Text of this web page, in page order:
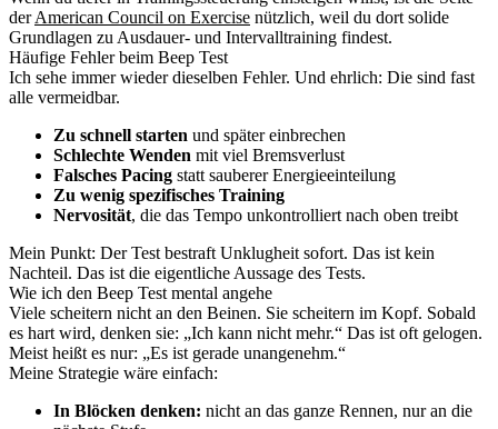
derAmerican Council on Exercise nützlich, weil du dort solide
Grundlagen zu Ausdauer- und Intervalltraining findest.
Häufige Fehler beim Beep Test
Ich sehe immer wieder dieselben Fehler. Und ehrlich: Die sind fast
alle vermeidbar.
Zu schnell starten und später einbrechen
Schlechte Wenden mit viel Bremsverlust
Falsches Pacing statt sauberer Energieeinteilung
Zu wenig spezifisches Training
Nervosität, die das Tempo unkontrolliert nach oben treibt
Mein Punkt: Der Test bestraft Unklugheit sofort. Das ist kein
Nachteil. Das ist die eigentliche Aussage des Tests.
Wie ich den Beep Test mental angehe
Viele scheitern nicht an den Beinen. Sie scheitern im Kopf. Sobald
es hart wird, denken sie: „Ich kann nicht mehr.“ Das ist oft gelogen.
Meist heißt es nur: „Es ist gerade unangenehm.“
Meine Strategie wäre einfach:
In Blöcken denken: nicht an das ganze Rennen, nur an die